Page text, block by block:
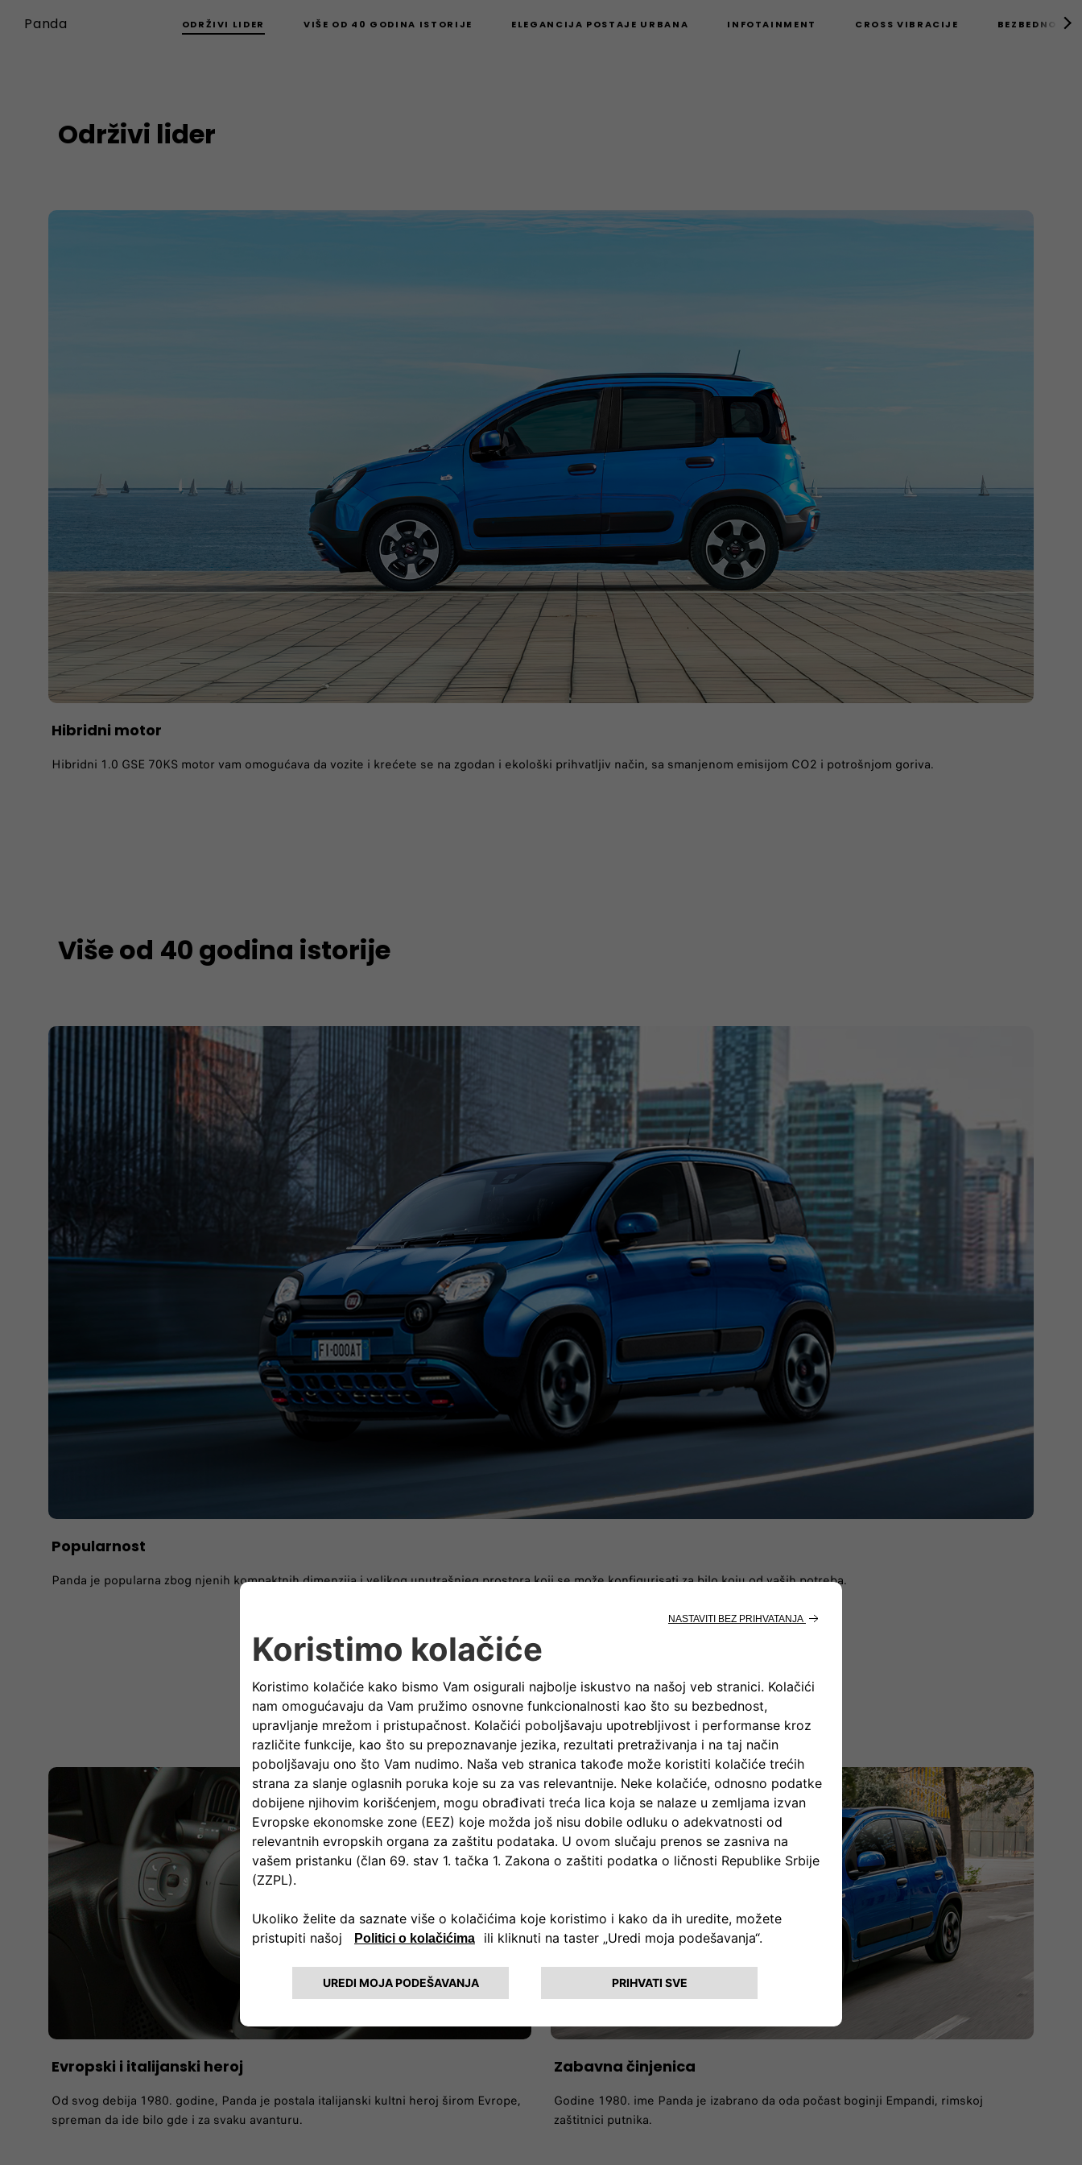
Panda ODRŽIVI LIDER VIŠE OD 40 GODINA ISTORIJE ELEGANCIJA POSTAJE URBANA INFOTAINMENT CROSS VIBRACIJE
Održivi lider
Hibridni motor
Hibridni 1.0 GSE 70KS motor vam omogućava da vozite i krećete se na zgodan i ekološki prihvatljiv način, sa smanjenom emisijom CO2 i potrošnjom goriva.
Više od 40 godina istorije
Popularnost
Panda je popularna zbog njenih kompaktnih dimenzija i velikog unutrašnjeg prostora koji se može konfigurisati za bilo koju od vaših potreba.
Evropski i italijanski heroj
Od svog debija 1980. godine, Panda je postala italijanski kultni heroj širom Evrope,
spreman da ide bilo gde i za svaku avanturu. ​
Zabavna činjenica
Godine 1980. ime Panda je izabrano da oda počast boginji Empandi, rimskoj
zaštitnici putnika.